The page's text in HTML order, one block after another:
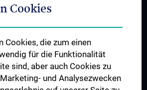
FURTHER EDUCATION
Cookies
Cookies, die zum einen
für die Funktionalität
sind, aber auch Cookies zu
und Analysezwecken